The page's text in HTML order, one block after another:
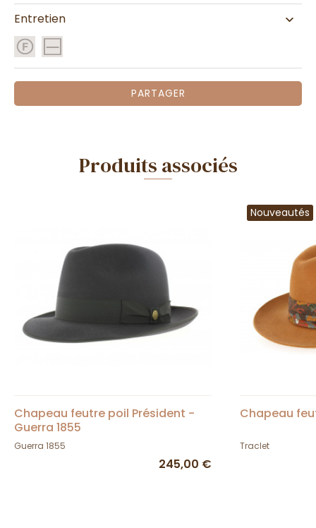
Entretien
PARTAGER
Produits associés
Chapeau feutre poil Président -
Guerra 1855
Guerra 1855
245,00 €
Nouveautés
Chapeau
Traclet